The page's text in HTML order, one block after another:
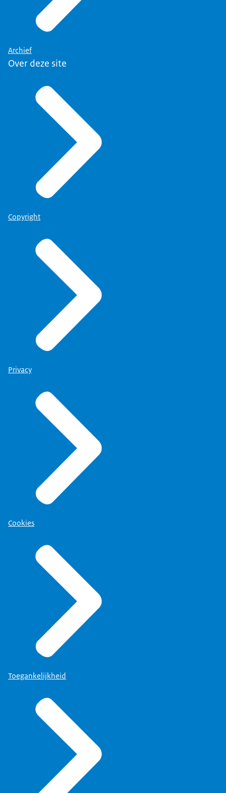
Archief
Over deze site
Copyright
Privacy
Cookies
Toegankelijkheid